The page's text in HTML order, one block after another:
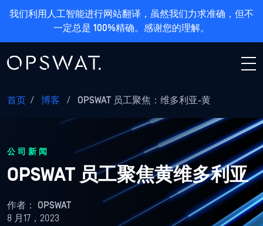
我们利用人工智能进行网站翻译，虽然我们力求准确，但不
一定总是 100%精确。感谢您的理解。
首页 / 博客 / OPSWAT 员工聚焦：维多利亚-黄
公司新闻
OPSWAT 员工聚焦黄维多利亚
作者： OPSWAT
8 月17，2023